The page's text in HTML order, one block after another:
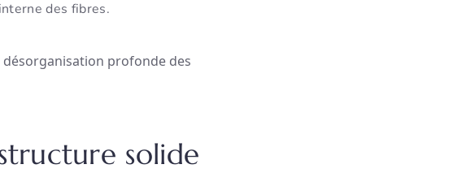
des fibres.
désorganisation profonde des
solide